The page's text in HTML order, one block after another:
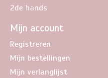
2de hands
Mijn account
Registreren
Mijn bestellingen
Mijn verlanglijst